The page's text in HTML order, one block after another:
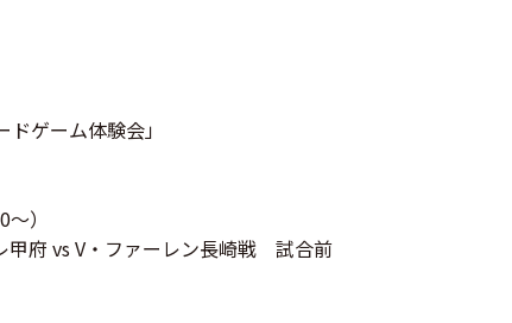
ゲーム体験会」
）
府 vs V・ファーレン長崎戦 試合前